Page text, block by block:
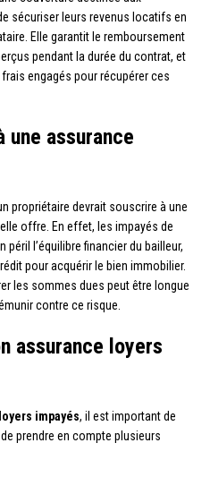
sécuriser leurs revenus locatifs en
Elle garantit le remboursement
pendant la durée du contrat, et
engagés pour récupérer ces
une assurance
propriétaire devrait souscrire à une
offre. En effet, les impayés de
péril l’équilibre financier du bailleur,
pour acquérir le bien immobilier.
les sommes dues peut être longue
contre ce risque.
assurance loyers
impayés, il est important de
prendre en compte plusieurs